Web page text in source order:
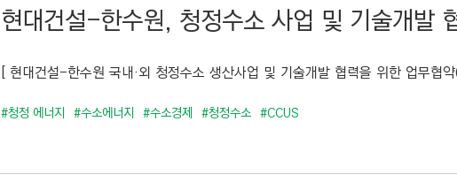
현대건설-한수원, 청정수소 사업 및 기술개발
[ 현대건설-한수원 국내·외 청정수소 생산사업 및 기술개발 협력을 위한 업무협
#청정 에너지 #수소에너지 #수소경제 #청정수소 #CCUS